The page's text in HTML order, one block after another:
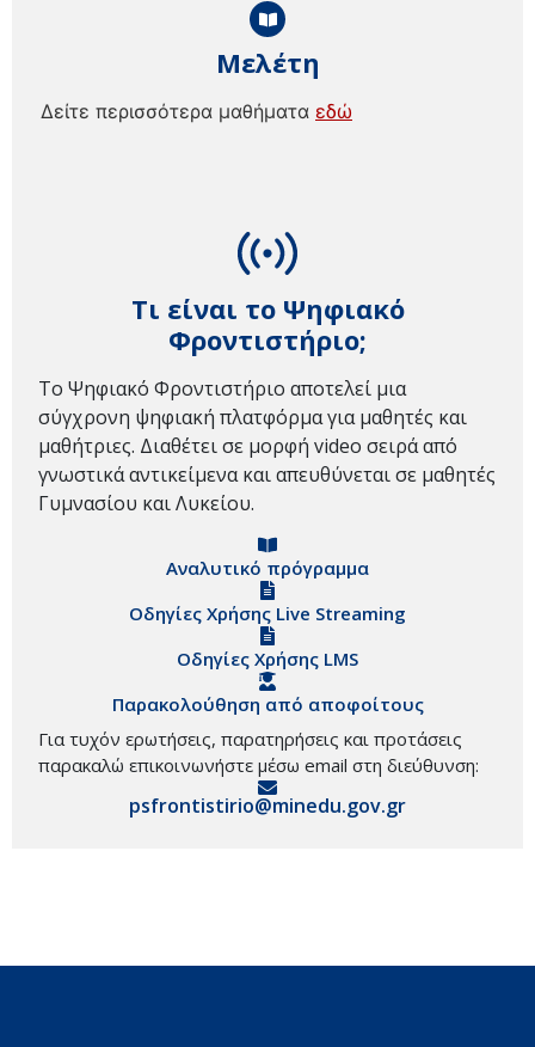
Τι είναι το Ψηφιακό
Φροντιστήριο;
Το Ψηφιακό Φροντιστήριο αποτελεί μια
σύγχρονη ψηφιακή πλατφόρμα για μαθητές και
μαθήτριες. Διαθέτει σε μορφή video σειρά από
γνωστικά αντικείμενα και απευθύνεται σε μαθητές
Γυμνασίου και Λυκείου.
Αναλυτικό πρόγραμμα
Οδηγίες Χρήσης Live Streaming
Οδηγίες Χρήσης LMS
Παρακολούθηση από αποφοίτους
Για τυχόν ερωτήσεις, παρατηρήσεις και προτάσεις
παρακαλώ επικοινωνήστε μέσω email στη διεύθυνση:
psfrontistirio@minedu.gov.gr
Μελέτη
Δείτε περισσότερα μαθήματα εδώ